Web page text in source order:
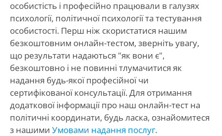
особистість і професійно працювали в галузях
психології, політичної психології та тестування
особистості. Перш ніж скористатися нашим
безкоштовним онлайн-тестом, зверніть увагу,
що результати надаються "як вони є",
безкоштовно і не повинні тлумачитися як
надання будь-якої професійної чи
сертифікованої консультації. Для отримання
додаткової інформації про наш онлайн-тест на
політичні координати, будь ласка, ознайомитеся
з нашими Умовами надання послуг.